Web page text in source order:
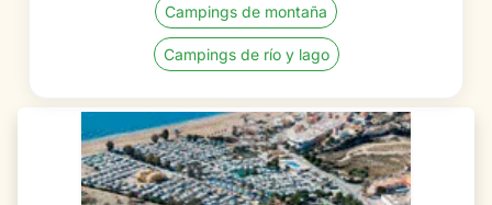
Campings de montaña
Campings de río y lago